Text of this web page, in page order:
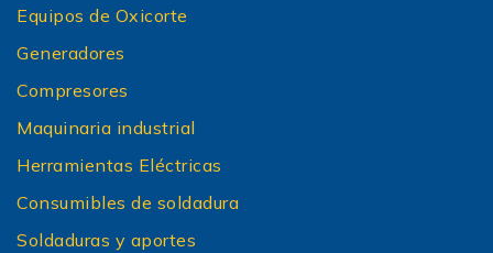
Equipos de Oxicorte
Generadores
Compresores
Maquinaria industrial
Herramientas Eléctricas
Consumibles de soldadura
Soldaduras y aportes